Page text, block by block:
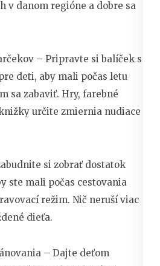
v danom regióne a dobre sa
– Pripravte si balíček s
deti, aby mali počas letu
sa zabaviť. Hry, farebné
určite zmiernia nudiace
si zobrať dostatok
ste mali počas cestovania
režim. Nič neruší viac
dieťa.
– Dajte deťom